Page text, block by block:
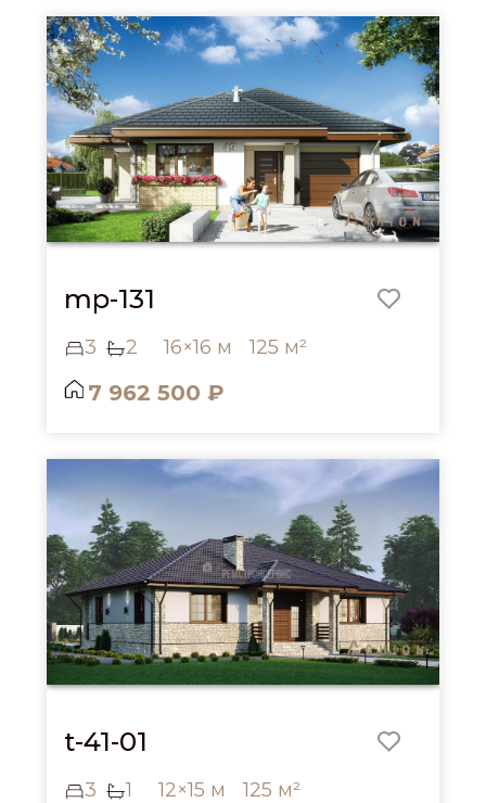
mp-131
3 2 16×16 м 125 м²
7 962 500 ₽
t-41-01
3 1 12×15 м 125 м²